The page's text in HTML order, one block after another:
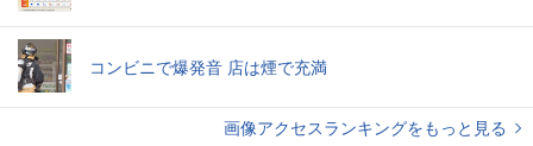
コンビニで爆発音 店は煙で充満
画像アクセスランキングをもっと見る